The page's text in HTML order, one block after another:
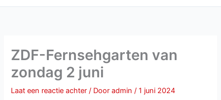
ZDF-Fernsehgarten van
zondag 2 juni
Laat een reactie achter / Dooradmin/1 juni 2024